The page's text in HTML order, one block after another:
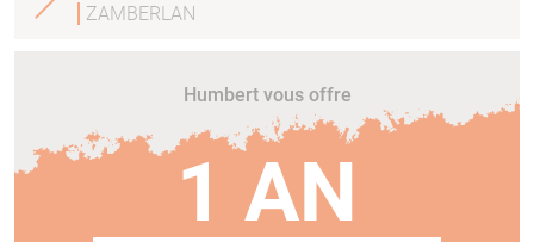
ZAMBERLAN
Humbert vous offre
1 AN